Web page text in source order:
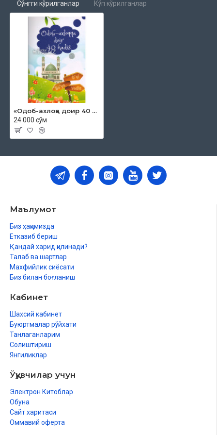
Сўнгги кўрилганлар Кўп кўрилганлар
«Одоб-ахлоққа доир 40 ҳадис» (кирилл ва лотин алифбосида)
24 000 сўм
Маълумот
Биз ҳақимизда
Етказиб бериш
Қандай харид қилинади?
Талаб ва шартлар
Махфийлик сиёсати
Биз билан боғланиш
Кабинет
Шахсий кабинет
Буюртмалар рўйхати
Танлаганларим
Солиштириш
Янгиликлар
Ўқувчилар учун
Электрон Китоблар
Обуна
Сайт харитаси
Оммавий оферта